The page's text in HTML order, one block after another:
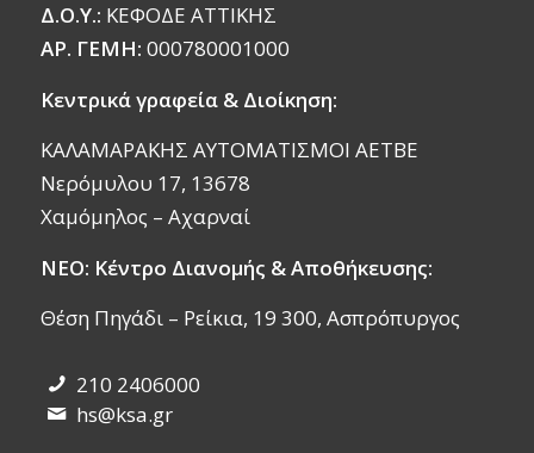
Δ.Ο.Υ.: ΚΕΦΟΔΕ ΑΤΤΙΚΗΣ
ΑΡ. ΓΕΜΗ: 000780001000
Κεντρικά γραφεία & Διοίκηση:
ΚΑΛΑΜΑΡΑΚΗΣ ΑΥΤΟΜΑΤΙΣΜΟΙ ΑΕΤΒΕ
Νερόμυλου 17, 13678
Χαμόμηλος – Αχαρναί
ΝΕΟ: Κέντρο Διανομής & Αποθήκευσης:
Θέση Πηγάδι – Ρείκια, 19 300, Ασπρόπυργος
210 2406000
hs@ksa.gr